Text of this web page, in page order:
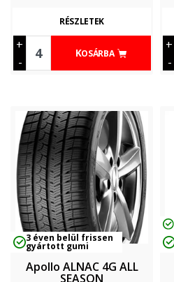
+
-
KOSÁRBA
RÉSZLETEK
+
-
3 éven belül frissen
gyártott gumi
Apollo ALNAC 4G ALL
SEASON